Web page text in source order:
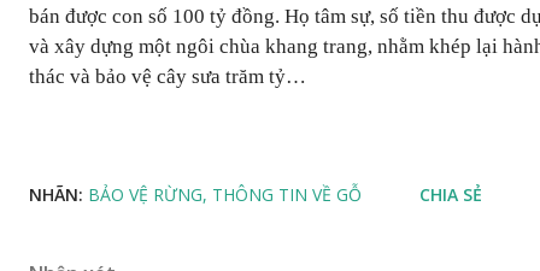
bán được con số 100 tỷ đồng. Họ tâm sự, số tiền thu được
và xây dựng một ngôi chùa khang trang, nhằm khép lại
thác và bảo vệ cây sưa trăm tỷ…
NHÃN: BẢO VỆ RỪNG THÔNG TIN VỀ GỖ CHIA SẺ